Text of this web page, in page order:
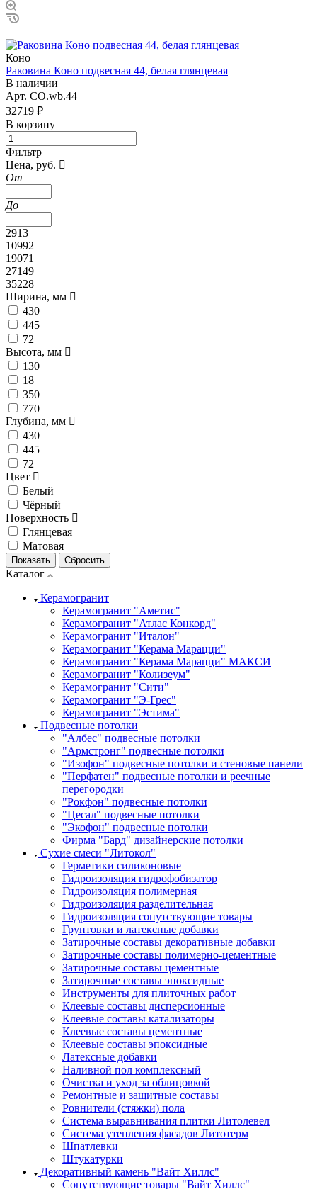
Коно
Раковина Коно подвесная 44, белая глянцевая
В наличии
Арт. CO.wb.44
32719 ₽
В корзину
Фильтр
Цена, руб.
От
До
2913
10992
19071
27149
35228
Ширина, мм
430
445
72
Высота, мм
130
18
350
770
Глубина, мм
430
445
72
Цвет
Белый
Чёрный
Поверхность
Глянцевая
Матовая
Каталог
Керамогранит
Керамогранит "Аметис"
Керамогранит "Атлас Конкорд"
Керамогранит "Италон"
Керамогранит "Керама Марацци"
Керамогранит "Керама Марацци" МАКСИ
Керамогранит "Колизеум"
Керамогранит "Сити"
Керамогранит "Э-Грес"
Керамогранит "Эстима"
Подвесные потолки
"Албес" подвесные потолки
"Армстронг" подвесные потолки
"Изофон" подвесные потолки и стеновые панели
"Перфатен" подвесные потолки и реечные
перегородки
"Рокфон" подвесные потолки
"Цесал" подвесные потолки
"Экофон" подвесные потолки
Фирма "Бард" дизайнерские потолки
Сухие смеси "Литокол"
Герметики силиконовые
Гидроизоляция гидрофобизатор
Гидроизоляция полимерная
Гидроизоляция разделительная
Гидроизоляция сопутствующие товары
Грунтовки и латексные добавки
Затирочные составы декоративные добавки
Затирочные составы полимерно-цементные
Затирочные составы цементные
Затирочные составы эпоксидные
Инструменты для плиточных работ
Клеевые составы дисперсионные
Клеевые составы катализаторы
Клеевые составы цементные
Клеевые составы эпоксидные
Латексные добавки
Наливной пол комплексный
Очистка и уход за облицовкой
Ремонтные и защитные составы
Ровнители (стяжки) пола
Система выравнивания плитки Литолевел
Система утепления фасадов Литотерм
Шпатлевки
Штукатурки
Декоративный камень "Вайт Хиллс"
Сопутствующие товары "Вайт Хиллс"